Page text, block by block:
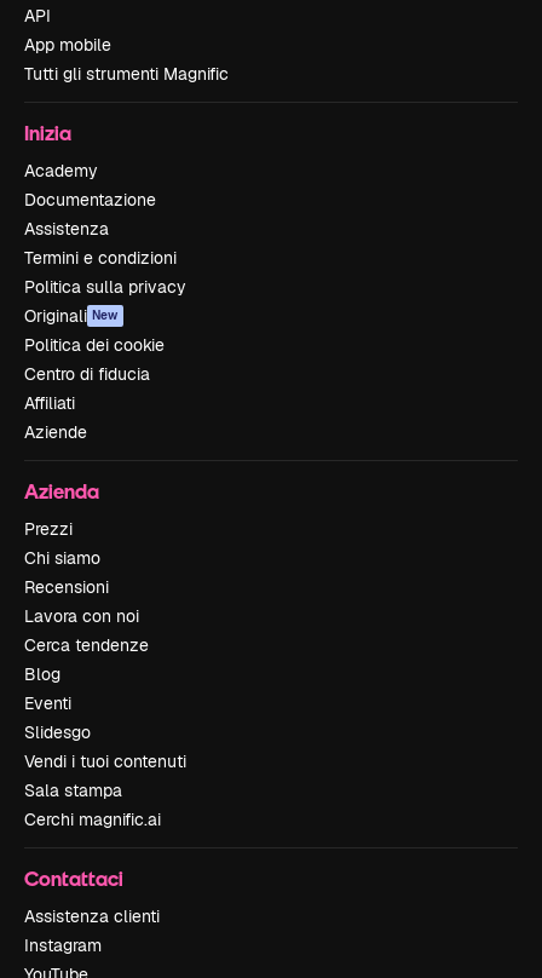
API
App mobile
Tutti gli strumenti Magnific
Inizia
Academy
Documentazione
Assistenza
Termini e condizioni
Politica sulla privacy
Originali New
Politica dei cookie
Centro di fiducia
Affiliati
Aziende
Azienda
Prezzi
Chi siamo
Recensioni
Lavora con noi
Cerca tendenze
Blog
Eventi
Slidesgo
Vendi i tuoi contenuti
Sala stampa
Cerchi magnific.ai
Contattaci
Assistenza clienti
Instagram